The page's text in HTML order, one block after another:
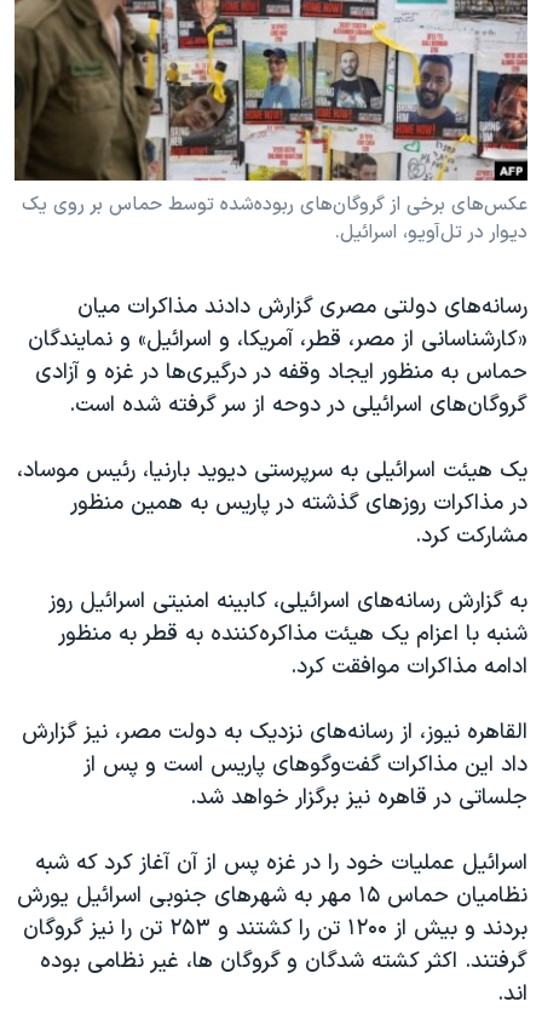
فرهنگ و زندگی
حقوق شهروندی
اقتصادی
علم و فناوری
اسرائیل در جنگ
گالری عکس
مستندها
انتخابات ریاست جمهوری آمریکا ۲۰۲۴
حمله جمهوری اسلامی به اسرائیل
رمز مهسا
ورزش زنان در ایران
اعتراضات زن، زندگی، آزادی
تریبونال مردمی آبان ۹۸
دادگاه حمید نوری
چهل سال گروگان‌گیری
قانون شفافیت دارائی کادر رهبری ایران
اعتراضات مردمی آبان ۹۸
اسرائیل در جنگ
نرگس محمدی برنده جایزه نوبل صلح
همایش محافظه‌کاران آمریکا «سی‌پک»
صفحه‌های ویژه
سفر پرزیدنت ترامپ به چین
دنبال کنید
زبانهای مختلف
عکس‌های برخی از گروگان‌های ربوده‌شده توسط حماس بر روی یک
دیوار در تل‌آویو، اسرائیل.
رسانه‌های دولتی مصری گزارش دادند مذاکرات میان
«کارشناسانی از مصر، قطر، آمریکا، و اسرائیل» و نمایندگان
حماس به منظور ایجاد وقفه در درگیری‌ها در غزه و آزادی
گروگان‌های اسرائیلی در دوحه از سر گرفته شده است.
یک هیئت اسرائیلی به سرپرستی دیوید بارنیا، رئیس موساد،
در مذاکرات روزهای گذشته در پاریس به همین منظور
مشارکت کرد.
به گزارش رسانه‌های اسرائیلی، کابینه امنیتی اسرائیل روز
شنبه با اعزام یک هیئت مذاکره‌کننده به قطر به منظور
ادامه مذاکرات موافقت کرد.
القاهره نیوز، از رسانه‌های نزدیک به دولت مصر، نیز گزارش
داد این مذاکرات گفت‌وگوهای پاریس است و پس از
جلساتی در قاهره نیز برگزار خواهد شد.
اسرائیل عملیات خود را در غزه پس از آن آغاز کرد که شبه
نظامیان حماس ۱۵ مهر به شهرهای جنوبی اسرائیل یورش
بردند و بیش از ۱۲۰۰ تن را کشتند و ۲۵۳ تن را نیز گروگان
گرفتند. اکثر کشته شدگان و گروگان ها، غیر نظامی بوده
اند.